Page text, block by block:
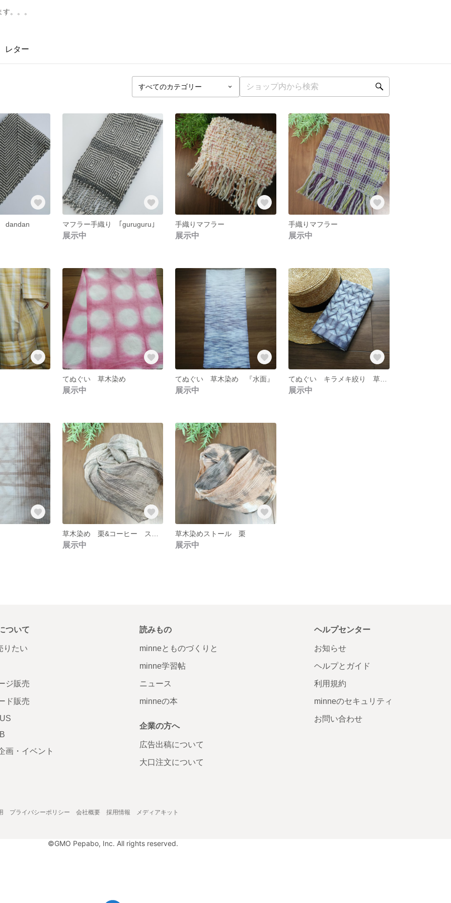
。。。
レター
dandan マフラー手織り ｢guruguru｣
展示中
手織りマフラー
展示中
手織りマフラー
展示中
てぬぐい 草木染め
展示中
てぬぐい 草木染め 『水面』
展示中 展示中
展示中
草木染めストール 栗
展示中
ついて
りたい
ジ販売
ド販売
画・イベント
読みもの
minneとものづくりと
minne学習帖
ニュース
minneの本
企業の方へ
広告出稿について
大口注文について
ヘルプセンター
お知らせ
ヘルプとガイド
利用規約
minneのセキュリティ
お問い合わせ
プライバシーポリシー 会社概要 採用情報 メディアキット
©GMO Pepabo, Inc. All rights reserved.